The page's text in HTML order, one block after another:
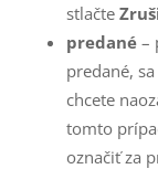
stlačte
predané –
predané,
chcete
tomto
označiť za